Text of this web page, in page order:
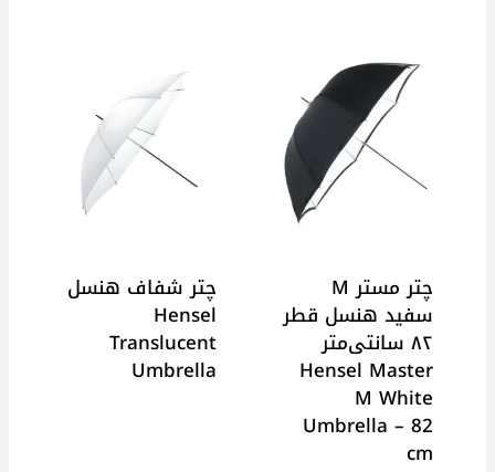
چتر مستر M
سفید هنسل قطر
۸۲ سانتی‌متر
Hensel Master
M White
Umbrella – 82
cm
چتر شفاف هنسل
Hensel
Translucent
Umbrella